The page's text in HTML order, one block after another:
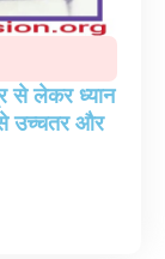
से लेकर ध्यान
उच्चतर और